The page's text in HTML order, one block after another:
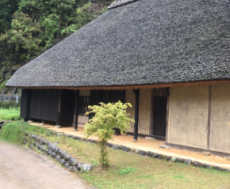
ホーム
うきはFCとは
エキストラ登録
キーワードから
カテゴリから